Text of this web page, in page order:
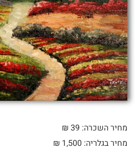
מחיר השכרה: 39 ₪
מחיר בגלריה: 1,500 ₪